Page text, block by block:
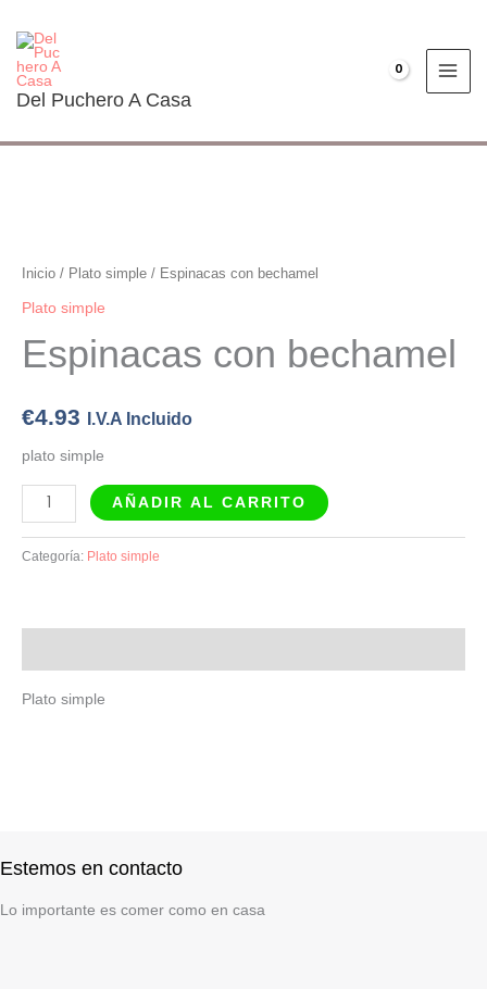
contenido
Del Puchero A Casa
Inicio / Plato simple / Espinacas con bechamel
Plato simple
Espinacas con bechamel
€4.93 I.V.A Incluido
plato simple
bechamel
cantidad
AÑADIR AL CARRITO
Categoría: Plato simple
Plato simple
Estemos en contacto
Lo importante es comer como en casa